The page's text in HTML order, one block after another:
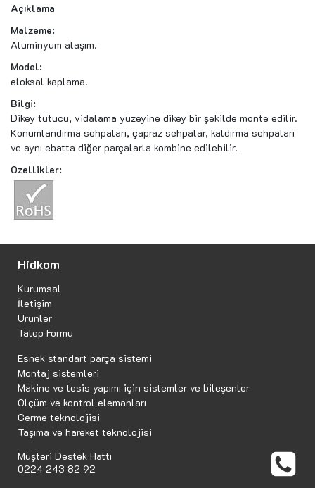
Açıklama
Malzeme:
Alüminyum alaşım.
Model:
eloksal kaplama.
Bilgi:
Dikey tutucu, vidalama yüzeyine dikey bir şekilde monte edilir.
Konumlandırma sehpaları, çapraz sehpalar, kaldırma sehpaları
ve aynı ebatta diğer parçalarla kombine edilebilir.
Özellikler:
Hidkom
Kurumsal
İletişim
Ürünler
Talep Formu
Esnek standart parça sistemi
Montaj sistemleri
Makine ve tesis yapımı için sistemler ve bileşenler
Ölçüm ve kontrol elemanları
Germe teknolojisi
Taşıma ve hareket teknolojisi
Müşteri Destek Hattı
0224 243 82 92